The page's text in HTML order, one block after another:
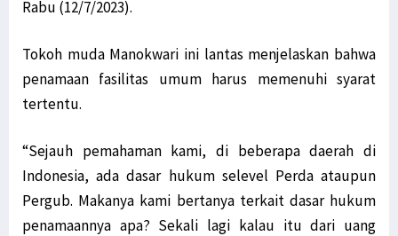
Rabu (12/7/2023).
Tokoh muda Manokwari ini lantas menjelaskan bahwa
penamaan fasilitas umum harus memenuhi syarat
tertentu.
“Sejauh pemahaman kami, di beberapa daerah di
Indonesia, ada dasar hukum selevel Perda ataupun
Pergub. Makanya kami bertanya terkait dasar hukum
penamaannya apa? Sekali lagi kalau itu dari uang